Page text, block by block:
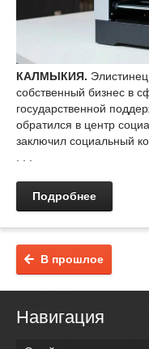
КАЛМЫКИЯ.
собственный бизнес в
государственной
обратился в центр
заключил социальный
. . .
Подробнее
В прошлое
Навигация